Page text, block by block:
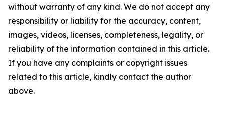
without warranty of any kind. We do not accept any
responsibility or liability for the accuracy, content,
images, videos, licenses, completeness, legality, or
reliability of the information contained in this article.
If you have any complaints or copyright issues
related to this article, kindly contact the author
above.